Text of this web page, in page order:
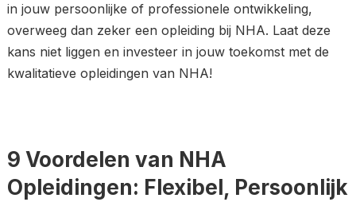
in jouw persoonlijke of professionele ontwikkeling,
overweeg dan zeker een opleiding bij NHA. Laat deze
kans niet liggen en investeer in jouw toekomst met de
kwalitatieve opleidingen van NHA!
9 Voordelen van NHA
Opleidingen: Flexibel, Persoonlijk